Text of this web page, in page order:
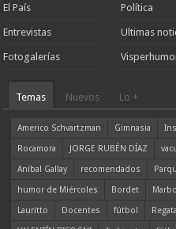
El País
Entrevistas
Fotogalerías
Política
Ultimas
Temas Nuevos Lo +
Americo Schvartzman Gimnasia
Rocamora
JORGE RUBÉN DÍAZ
Aníbal Gallay
recomendados
humor de Miércoles
Bordet
Lauritto
Docentes fútbol